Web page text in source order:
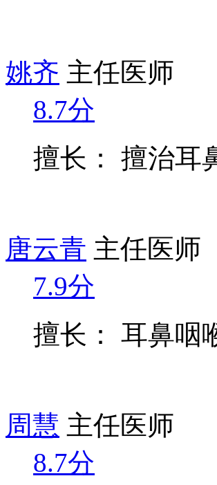
姚齐 主任医师
8.7分
擅长： 擅治耳
唐云青 主任医师
7.9分
擅长： 耳鼻咽
周慧 主任医师
8.7分